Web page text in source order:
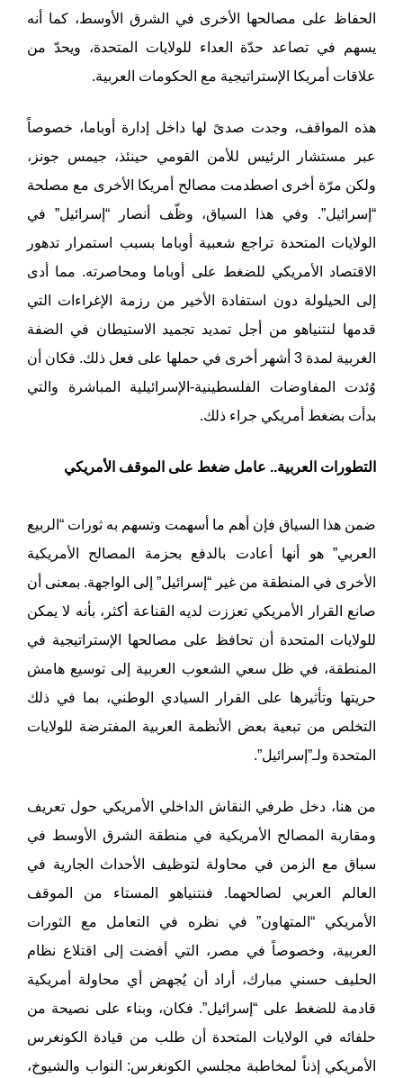
الحفاظ على مصالحها الأخرى في الشرق الأوسط، كما أنه
يسهم في تصاعد حدّة العداء للولايات المتحدة، ويحدّ من
علاقات أمريكا الإستراتيجية مع الحكومات العربية.
هذه المواقف، وجدت صدىً لها داخل إدارة أوباما، خصوصاً
عبر مستشار الرئيس للأمن القومي حينئذ، جيمس جونز،
ولكن مرّة أخرى اصطدمت مصالح أمريكا الأخرى مع مصلحة
“إسرائيل”. وفي هذا السياق، وظّف أنصار “إسرائيل” في
الولايات المتحدة تراجع شعبية أوباما بسبب استمرار تدهور
الاقتصاد الأمريكي للضغط على أوباما ومحاصرته. مما أدى
إلى الحيلولة دون استفادة الأخير من رزمة الإغراءات التي
قدمها لنتنياهو من أجل تمديد تجميد الاستيطان في الضفة
الغربية لمدة 3 أشهر أخرى في حملها على فعل ذلك. فكان أن
وُئدت المفاوضات الفلسطينية-الإسرائيلية المباشرة والتي
بدأت بضغط أمريكي جراء ذلك.
التطورات العربية.. عامل ضغط على الموقف الأمريكي
ضمن هذا السياق فإن أهم ما أسهمت وتسهم به ثورات “الربيع
العربي” هو أنها أعادت بالدفع بحزمة المصالح الأمريكية
الأخرى في المنطقة من غير “إسرائيل” إلى الواجهة. بمعنى أن
صانع القرار الأمريكي تعززت لديه القناعة أكثر، بأنه لا يمكن
للولايات المتحدة أن تحافظ على مصالحها الإستراتيجية في
المنطقة، في ظل سعي الشعوب العربية إلى توسيع هامش
حريتها وتأثيرها على القرار السيادي الوطني، بما في ذلك
التخلص من تبعية بعض الأنظمة العربية المفترضة للولايات
المتحدة ولـ”إسرائيل”.
من هنا، دخل طرفي النقاش الداخلي الأمريكي حول تعريف
ومقاربة المصالح الأمريكية في منطقة الشرق الأوسط في
سباق مع الزمن في محاولة لتوظيف الأحداث الجارية في
العالم العربي لصالحهما. فنتنياهو المستاء من الموقف
الأمريكي “المتهاون” في نظره في التعامل مع الثورات
العربية، وخصوصاً في مصر، التي أفضت إلى اقتلاع نظام
الحليف حسني مبارك، أراد أن يُجهض أي محاولة أمريكية
قادمة للضغط على “إسرائيل”. فكان، وبناء على نصيحة من
حلفائه في الولايات المتحدة أن طلب من قيادة الكونغرس
الأمريكي إذناً لمخاطبة مجلسي الكونغرس: النواب والشيوخ،